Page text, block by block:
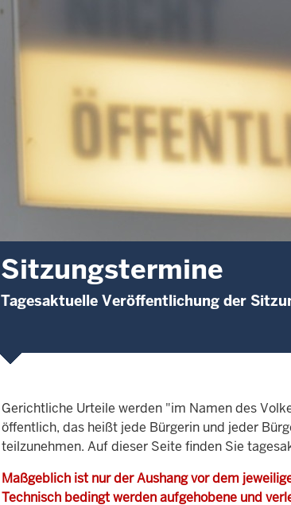
Sitzungstermine
Tagesaktuelle Veröffentlichung der
Gerichtliche Urteile werden "im Namen des
öffentlich, das heißt jede Bürgerin und jeder
teilzunehmen. Auf dieser Seite finden Sie
Maßgeblich ist nur der Aushang vor dem
Technisch bedingt werden aufgehobene und